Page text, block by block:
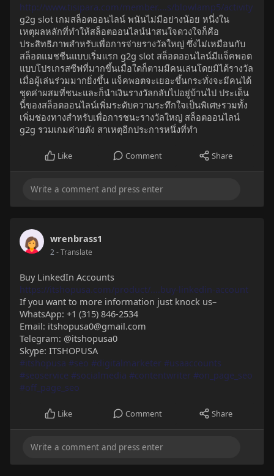
http://www.tisipara.com/member....s/blowlamp5/activity
g2g slot เกมสล็อตออนไลน์ พนันไม่มีอย่างน้อย หนึ่งใน
เหตุผลหลักที่ทำให้สล็อตออนไลน์น่าสนใจดวงใจก็คือ
ประสิทธิภาพสำหรับเพื่อการจ่ายรางวัลใหญ่ ซึ่งไม่เหมือนกับ
สล็อตแมชชีนแบบเริ่มแรก g2g slot สล็อตออนไลน์มีแจ็คพอต
แบบโปรเกรสซีฟที่มากขึ้นเมื่อใดก็ตามมีคนเล่นโดยมิได้รางวัล
เมื่อผู้เล่นร่วมมากยิ่งขึ้น แจ็คพอตจะเยอะขึ้นกระทั่งจะมีคนได้
ชุดค่าผสมที่ชนะและก็นำเงินรางวัลกลับไปอยู่บ้านไป ประเด็น
นี้ของสล็อตออนไลน์เพิ่มระดับความระทึกใจเป็นพิเศษรวมทั้ง
เพิ่มช่องทางสำหรับเพื่อการชนะรางวัลใหญ่ สล็อตออนไลน์
g2g รวมเกมค่ายดัง สาเหตุอีกประการหนึ่งที่ทำ
Like Comment Share
wrenbrass1
2- Translate
Buy LinkedIn Accounts
https://itshopusa.com/product/....buy-linkedin-account
If you want to more information just knock us–
WhatsApp: +1 (315) 846-2534
Email: itshopusa0@gmail.com
Telegram: @itshopusa0
Skype: ITSHOPUSA
#itshopusa #seo #digitalmarketer #usaaccounts
#seoservice #socialmedia #contentwriter #on_page_seo
#off_page_seo
Like Comment Share